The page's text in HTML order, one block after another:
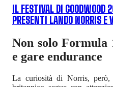
IL FESTIVAL DI
PRESENTI LANDO NORRIS E
Non solo Formula
e gare endurance
La curiosità di Norris,